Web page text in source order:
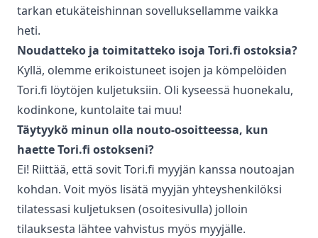
tarkan etukäteishinnan sovelluksellamme vaikka
heti.
Noudatteko ja toimitatteko isoja Tori.fi ostoksia?
Kyllä, olemme erikoistuneet isojen ja kömpelöiden
Tori.fi löytöjen kuljetuksiin. Oli kyseessä huonekalu,
kodinkone, kuntolaite tai muu!
Täytyykö minun olla nouto-osoitteessa, kun
haette Tori.fi ostokseni?
Ei! Riittää, että sovit Tori.fi myyjän kanssa noutoajan
kohdan. Voit myös lisätä myyjän yhteyshenkilöksi
tilatessasi kuljetuksen (osoitesivulla) jolloin
tilauksesta lähtee vahvistus myös myyjälle.